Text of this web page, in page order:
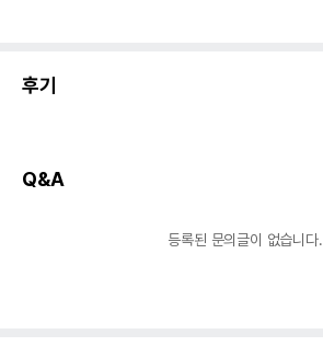
후기
Q&A
등록된 문의글이 없습니다.